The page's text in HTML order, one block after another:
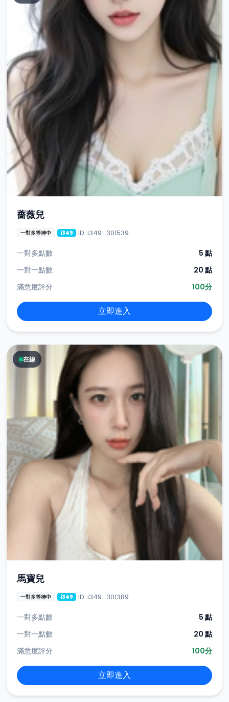
薔薇兒
一對多等待中 i349 ID: i349_301539
一對多點數
5 點
一對一點數
20 點
滿意度評分
100分
立即進入
在線
馬寶兒
一對多等待中 i349 ID: i349_301389
一對多點數
5 點
一對一點數
20 點
滿意度評分
100分
立即進入